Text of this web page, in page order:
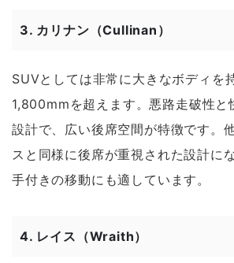
3. カリナン（Cullinan）
SUVとしては非常に大きなボディを
1,800mmを超えます。悪路走破性と
設計で、広い後席空間が特徴です。
スと同様に後席が重視された設計に
手付きの移動にも適しています。
4. レイス（Wraith）